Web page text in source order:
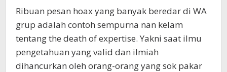
Ribuan pesan hoax yang banyak beredar di WA
grup adalah contoh sempurna nan kelam
tentang the death of expertise. Yakni saat ilmu
pengetahuan yang valid dan ilmiah
dihancurkan oleh orang-orang yang sok pakar